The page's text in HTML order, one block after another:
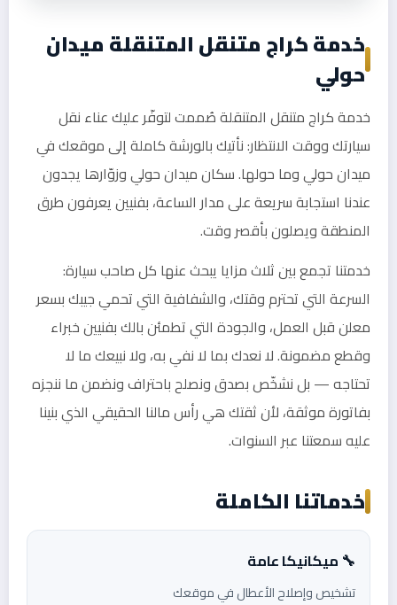
خدمة كراج متنقل المتنقلة ميدان
حولي
خدمة كراج متنقل المتنقلة صُممت لتوفّر عليك عناء نقل
سيارتك ووقت الانتظار: نأتيك بالورشة كاملة إلى موقعك في
ميدان حولي وما حولها. سكان ميدان حولي وزوّارها يجدون
عندنا استجابة سريعة على مدار الساعة، بفنيين يعرفون طرق
المنطقة ويصلون بأقصر وقت.
خدمتنا تجمع بين ثلاث مزايا يبحث عنها كل صاحب سيارة:
السرعة التي تحترم وقتك، والشفافية التي تحمي جيبك بسعر
معلن قبل العمل، والجودة التي تطمئن بالك بفنيين خبراء
وقطع مضمونة. لا نعدك بما لا نفي به، ولا نبيعك ما لا
تحتاجه — بل نشخّص بصدق ونصلح باحتراف ونضمن ما ننجزه
بفاتورة موثقة، لأن ثقتك هي رأس مالنا الحقيقي الذي بنينا
عليه سمعتنا عبر السنوات.
خدماتنا الكاملة
🔧 ميكانيكا عامة
تشخيص وإصلاح الأعطال في موقعك